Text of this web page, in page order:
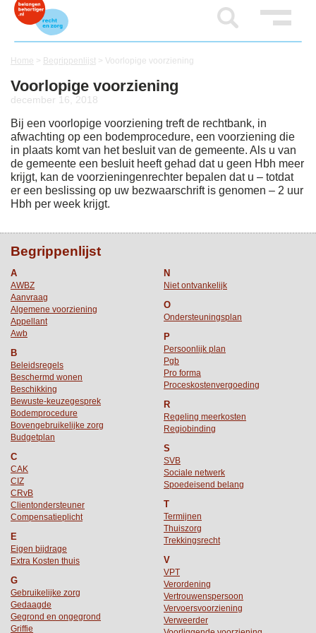
Home > Begrippenlijst > Voorlopige voorziening
Voorlopige voorziening
december 16, 2018
Bij een voorlopige voorziening treft de rechtbank, in
afwachting op een bodemprocedure, een voorziening die
in plaats komt van het besluit van de gemeente. Als u van
de gemeente een besluit heeft gehad dat u geen Hbh meer
krijgt, kan de voorzieningenrechter bepalen dat u – totdat
er een beslissing op uw bezwaarschrift is genomen – 2 uur
Hbh per week krijgt.
Begrippenlijst
A
AWBZ
Aanvraag
Algemene voorziening
Appellant
Awb
B
Beleidsregels
Beschermd wonen
Beschikking
Bewuste-keuzegesprek
Bodemprocedure
Bovengebruikelijke zorg
Budgetplan
C
CAK
CIZ
CRvB
Clientondersteuner
Compensatieplicht
E
Eigen bijdrage
Extra Kosten thuis
G
Gebruikelijke zorg
Gedaagde
Gegrond en ongegrond
Griffie
N
Niet ontvankelijk
O
Ondersteuningsplan
P
Persoonlijk plan
Pgb
Pro forma
Proceskostenvergoeding
R
Regeling meerkosten
Regiobinding
S
SVB
Sociale netwerk
Spoedeisend belang
T
Termijnen
Thuiszorg
Trekkingsrecht
V
VPT
Verordening
Vertrouwenspersoon
Vervoersvoorziening
Verweerder